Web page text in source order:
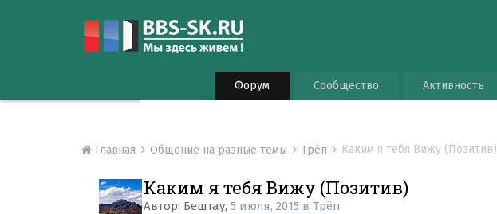
Форум Сообщество Активность
Главная Общение на разные темы Трёп Каким я тебя Вижу (Позитив)
Каким я тебя Вижу (Позитив)
Автор: Бештау,5 июля, 2015 вТрёп